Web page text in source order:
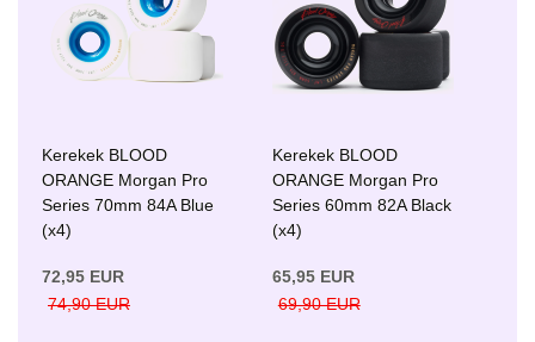
Kerekek BLOOD
ORANGE Morgan Pro
Series 70mm 84A Blue
(x4)
72,95 EUR
74,90 EUR
Kerekek BLOOD
ORANGE Morgan Pro
Series 60mm 82A Black
(x4)
65,95 EUR
69,90 EUR